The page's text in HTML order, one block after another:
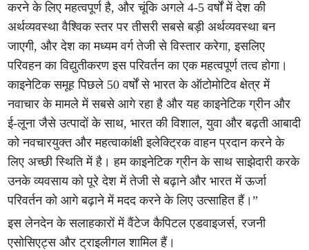
करने के लिए महत्वपूर्ण है, और चूंकि अगले 4-5 वर्षों में देश की
अर्थव्यवस्था वैश्विक स्तर पर तीसरी सबसे बड़ी अर्थव्यवस्था बन
जाएगी, और देश का मध्यम वर्ग तेजी से विस्तार करेगा, इसलिए
परिवहन का विद्युतीकरण इस परिवर्तन का एक महत्वपूर्ण तत्व होगा।
काइनेटिक समूह पिछले 50 वर्षों से भारत के ऑटोमोटिव क्षेत्र में
नवाचार के मामले में सबसे आगे रहा है और यह काइनेटिक ग्रीन और
ई-लूना जैसे उत्पादों के साथ, भारत की विशाल, युवा और बढ़ती आबादी
को नवचारयुक्त और महत्वाकांक्षी इलेक्ट्रिक वाहन प्रदान करने के
लिए अच्छी स्थिति में है। हम काइनेटिक ग्रीन के साथ साझेदारी करके
उनके व्यवसाय को पूरे देश में तेजी से बढ़ाने और भारत में ऊर्जा
परिवर्तन को आगे बढ़ाने में मदद करने के लिए उत्साहित हैं।”
इस लेनदेन के सलाहकारों में वैंटेज कैपिटल एडवाइजर्स, रजनी
एसोसिएट्स और ट्राइलीगल शामिल हैं।